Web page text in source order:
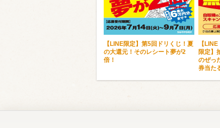
【LINE限定】第5回ドリくじ！夏
の大還元！そのレシート夢が2
倍！
【
限定】
のぜっ
券当た